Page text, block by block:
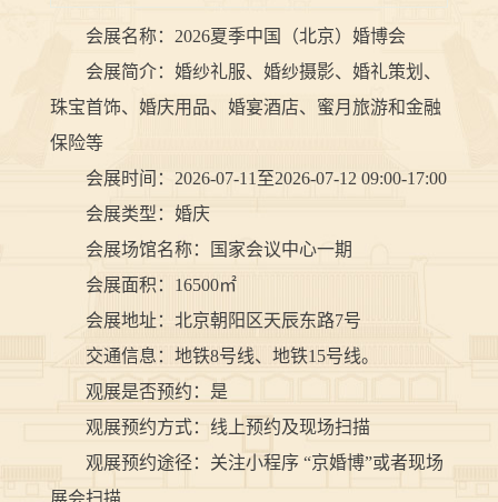
会展名称：2026夏季中国（北京）婚博会
会展简介：婚纱礼服、婚纱摄影、婚礼策划、
珠宝首饰、婚庆用品、婚宴酒店、蜜月旅游和金融
保险等
会展时间：2026-07-11至2026-07-12 09:00-17:00
会展类型：婚庆
会展场馆名称：国家会议中心一期
会展面积：16500㎡
会展地址：北京朝阳区天辰东路7号
交通信息：地铁8号线、地铁15号线。
观展是否预约：是
观展预约方式：线上预约及现场扫描
观展预约途径：关注小程序 “京婚博”或者现场